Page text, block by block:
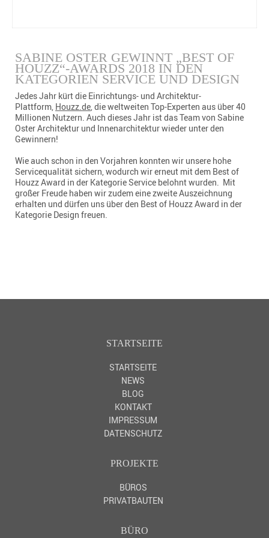
SABINE OSTER GEWINNT „BEST OF
HOUZZ“-AWARDS 2018 IN DEN
KATEGORIEN SERVICE UND DESIGN
Jedes Jahr kürt die Einrichtungs- und Architektur-
Plattform, Houzz.de, die weltweiten Top-Experten aus über 40
Millionen Nutzern. Auch dieses Jahr ist das Team von Sabine
Oster Architektur und Innenarchitektur wieder unter den
Gewinnern!
Wie auch schon in den Vorjahren konnten wir unsere hohe
Servicequalität sichern, wodurch wir erneut mit dem Best of
Houzz Award in der Kategorie Service belohnt wurden. Mit
großer Freude haben wir zudem eine zweite Auszeichnung
erhalten und dürfen uns über den Best of Houzz Award in der
Kategorie Design freuen.
STARTSEITE
STARTSEITE
NEWS
BLOG
KONTAKT
IMPRESSUM
DATENSCHUTZ
PROJEKTE
BÜROS
PRIVATBAUTEN
BÜRO